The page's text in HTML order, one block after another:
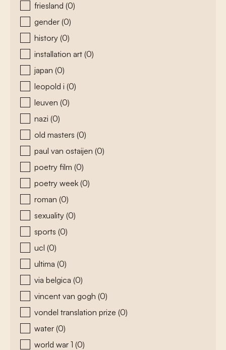
friesland (0)
gender (0)
history (0)
installation art (0)
japan (0)
leopold i (0)
leuven (0)
nazi (0)
old masters (0)
paul van ostaijen (0)
poetry film (0)
poetry week (0)
roman (0)
sexuality (0)
sports (0)
ucl (0)
ultima (0)
via belgica (0)
vincent van gogh (0)
vondel translation prize (0)
water (0)
world war 1 (0)